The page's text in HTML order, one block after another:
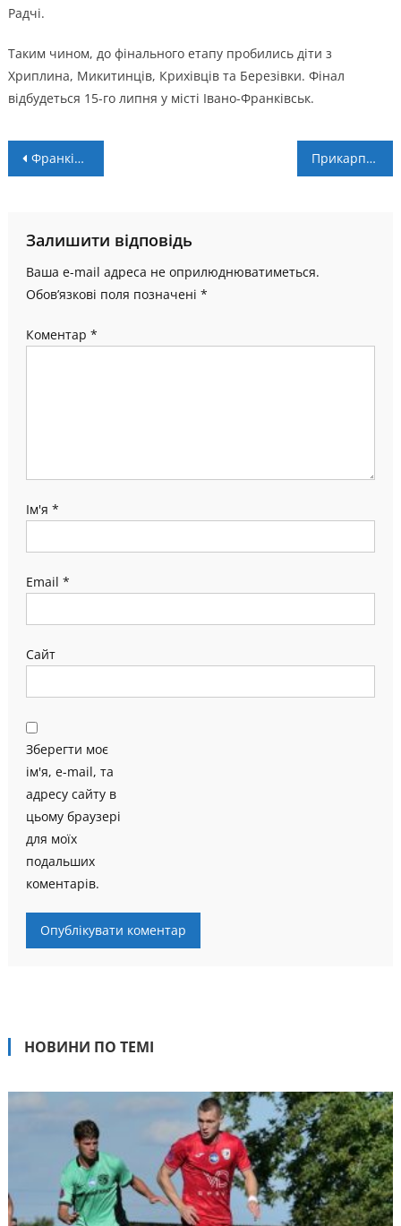
Радчі.
Таким чином, до фінального етапу пробились діти з
Хриплина, Микитинців, Крихівців та Березівки. Фінал
відбудеться 15-го липня у місті Івано-Франківськ.
Навігація
Франківці вибороли нагороди чемпіонату світу з шашок Прикарпатські борці вдало виступили на чемпіонаті України до 23 років
Залишити відповідь
Ваша e-mail адреса не оприлюднюватиметься.
Обов’язкові поля позначені *
Коментар *
Ім'я *
Email *
Сайт
Зберегти моє
ім'я, e-mail, та
адресу сайту в
цьому браузері
для моїх
подальших
коментарів.
НОВИНИ ПО ТЕМІ